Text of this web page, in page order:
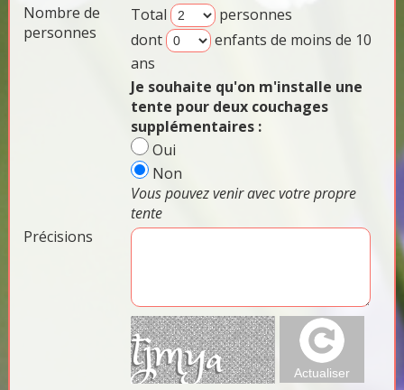
Nombre de
personnes
Total
personnes
dont
enfants de moins de 10
ans
Je souhaite qu'on m'installe une
tente pour deux couchages
supplémentaires :
Oui
Non
Vous pouvez venir avec votre propre
tente
Précisions